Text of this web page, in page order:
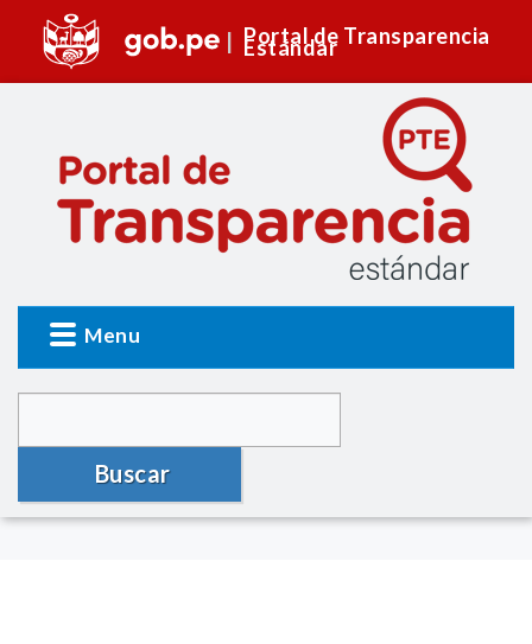
Portal de Transparencia
Estándar
Menu
Buscar